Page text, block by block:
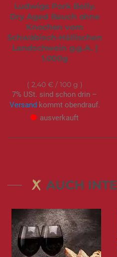
Ludwigs Pork Belly.
Dry Aged Bauch ohne
Knochen vom
Schwäbisch-Hällischen
Landschwein g.g.A. |
1.000g
2,40 €/ 100 g
7% USt. sind schon drin –
Versandkommt obendrauf.
ausverkauft
AUCH